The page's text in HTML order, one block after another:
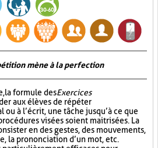
mène à la perfection
la formule desExercices
aux élèves de répéter
ou à l’écrit, une tâche jusqu’à ce que
visées soient maitrisées. La
en des gestes, des mouvements,
la prononciation d’un mot, etc.